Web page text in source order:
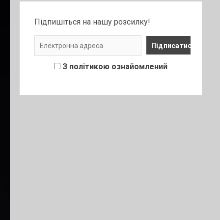
Підпишіться на нашу розсилку!
З політикою ознайомлений